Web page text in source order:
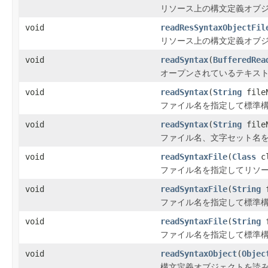
リソース上の構文定義オブ
void
リソース上の構文定義オブ
void
readSyntax(
オープンされているテキス
void
readSyntax(String
ファイル名を指定して標準
void
readSyntax(String
ファイル名、文字セット名
void
readSyntaxFile(Class
ファイル名を指定してリソ
void
readSyntaxFile(String
ファイル名を指定して標準
void
readSyntaxFile(String
ファイル名を指定して標準
void
readSyntaxObject(